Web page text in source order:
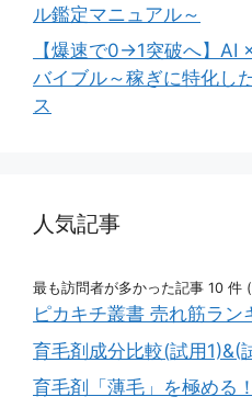
ル鑑定マニュアル～
【爆速で0→1突破へ】AI
バイブル～稼ぎに特化し
ス
人気記事
最も訪問者が多かった記事 10 件
ピカキチ叢書 売れ筋ラン
育毛剤成分比較(試用1)&(
育毛剤「薄毛」を極める！